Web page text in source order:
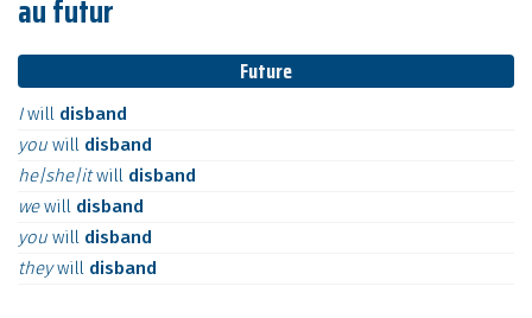
au futur
Future
Iwill disband
you will disband
he|she|itwill disband
wewill disband
you will disband
theywill disband